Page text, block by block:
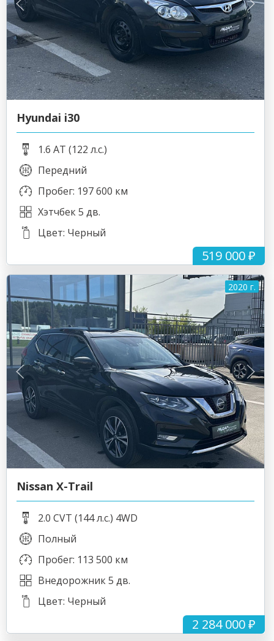
519 000 ₽
Hyundai i30
1.6 AT (122 л.с.)
Передний
Пробег: 197 600 км
Хэтчбек 5 дв.
Цвет: Черный
2020 г.
2 284 000 ₽
Nissan X-Trail
2.0 CVT (144 л.с.) 4WD
Полный
Пробег: 113 500 км
Внедорожник 5 дв.
Цвет: Черный